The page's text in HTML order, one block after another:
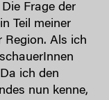
Frage der
Teil meiner
Region. Als ich
ich den
nun kenne,